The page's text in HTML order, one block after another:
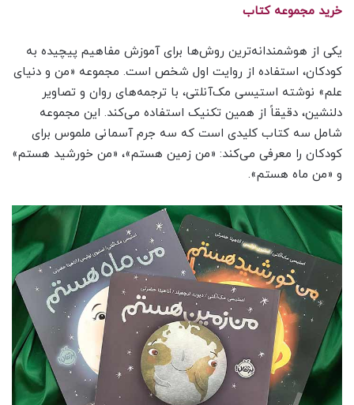
خرید مجموعه کتاب
یکی از هوشمندانه‌ترین روش‌ها برای آموزش مفاهیم پیچیده به
کودکان، استفاده از روایت اول شخص است. مجموعه «من و دنیای
علم» نوشته استیسی مک‌آنلتی، با ترجمه‌های روان و تصاویر
دلنشین، دقیقاً از همین تکنیک استفاده می‌کند. این مجموعه
شامل سه کتاب کلیدی است که سه جرم آسمانی ملموس برای
کودکان را معرفی می‌کند: «من زمین هستم»، «من خورشید هستم»
و «من ماه هستم».